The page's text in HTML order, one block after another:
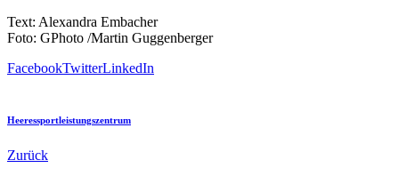
Text: Alexandra Embacher
Foto: GPhoto /Martin Guggenberger
FacebookTwitterLinkedIn
Heeressportleistungszentrum
Zurück